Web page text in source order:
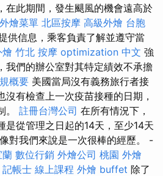
在此期間，發生颶風的機會遠高於
燴菜單 北區按摩 高級外燴 台胞
供信息，乘客負責了解並遵守當
竹北 按摩 optimization 中文 強
我們的辦公室對其特定績效不承擔
概要 美國當局沒有義務旅行者接
有檢查上一次疫苗接種的日期，
。 註冊台灣公司 在所有情況下，
是從管理之日起的14天，至少14天
對我們來說是一次很棒的經歷。 -
蘭 數位行銷 外燴公司 桃園 外燴
記帳士 線上課程 外燴 buffet 除了